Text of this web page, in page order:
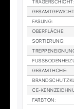
TRÄ­GER­SCHICHT:
FA­SUNG:
OBER­FLÄ­CHE:
SOR­TIE­RUNG:
GE­SAMT­HÖ­HE:
CE-
FARB­TON: